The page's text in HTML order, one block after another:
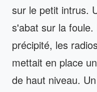
sur le petit intrus.
s'abat sur la
précipité, les
mettait en place
de haut niveau.